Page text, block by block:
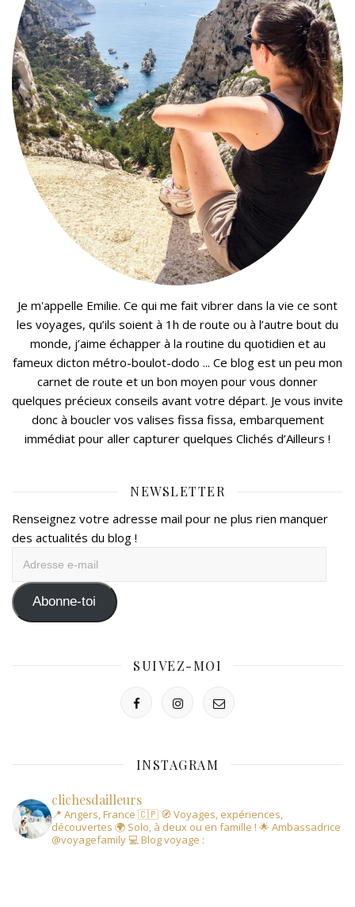
Je m'appelle Emilie. Ce qui me fait vibrer dans la vie ce sont
les voyages, qu’ils soient à 1h de route ou à l’autre bout du
monde, j’aime échapper à la routine du quotidien et au
fameux dicton métro-boulot-dodo ... Ce blog est un peu mon
carnet de route et un bon moyen pour vous donner
quelques précieux conseils avant votre départ. Je vous invite
donc à boucler vos valises fissa fissa, embarquement
immédiat pour aller capturer quelques Clichés d’Ailleurs !
NEWSLETTER
Renseignez votre adresse mail pour ne plus rien manquer
des actualités du blog !
mail Abonne-toi
SUIVEZ-MOI
INSTAGRAM
clichesdailleurs
📍 Angers, France 🇨🇵 🧭 Voyages, expériences,
découvertes 🌍 Solo, à deux ou en famille ! 🌟 Ambassadrice
@voyagefamily 💻 Blog voyage :